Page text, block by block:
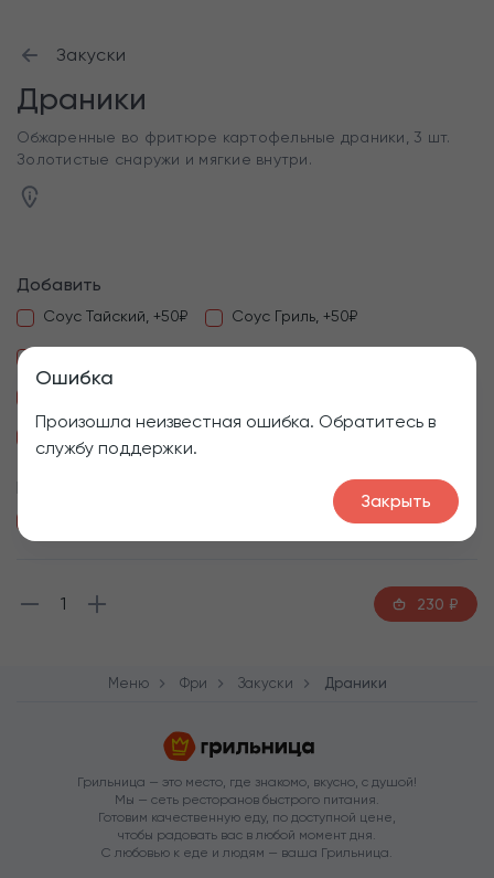
Ошибка
Произошла неизвестная ошибка. Обратитесь в
службу поддержки.
Закрыть
Закуски
Драники
Обжаренные во фритюре картофельные драники, 3 шт.
Золотистые снаружи и мягкие внутри.
Добавить
Соус Тайский, +50₽ Соус Гриль, +50₽
Соус Сливочный, +50₽
1 230 ₽
Меню Фри Закуски Драники
Грильница — это место, где знакомо, вкусно, с душой!
Мы — сеть ресторанов быстрого питания.
Готовим качественную еду, по доступной цене,
чтобы радовать вас в любой момент дня.
С любовью к еде и людям — ваша Грильница.